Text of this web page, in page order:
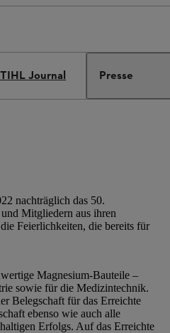
Journal Presse
nachträglich das 50.
Mitgliedern aus ihren
Feierlichkeiten, die bereits für
Magnesium-Bauteile –
sowie für die Medizintechnik.
Belegschaft für das Erreichte
ebenso wie auch alle
Erfolgs. Auf das Erreichte